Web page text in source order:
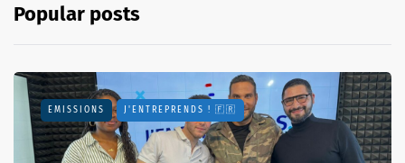
Popular posts
EMISSIONS J'ENTREPRENDS ! 🇫🇷